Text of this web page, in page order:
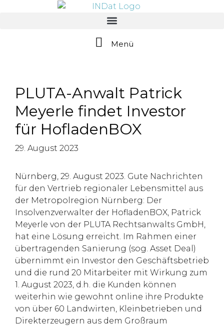
Menü
PLUTA-Anwalt Patrick
Meyerle findet Investor
für HofladenBOX
29. August 2023
Nürnberg, 29. August 2023. Gute Nachrichten
für den Vertrieb regionaler Lebensmittel aus
der Metropolregion Nürnberg: Der
Insolvenzverwalter der HofladenBOX, Patrick
Meyerle von der PLUTA Rechtsanwalts GmbH,
hat eine Lösung erreicht. Im Rahmen einer
übertragenden Sanierung (sog. Asset Deal)
übernimmt ein Investor den Geschäftsbetrieb
und die rund 20 Mitarbeiter mit Wirkung zum
1. August 2023, d.h. die Kunden können
weiterhin wie gewohnt online ihre Produkte
von über 60 Landwirten, Kleinbetrieben und
Direkterzeugern aus dem Großraum